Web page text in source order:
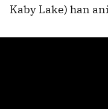
Kaby Lake) han